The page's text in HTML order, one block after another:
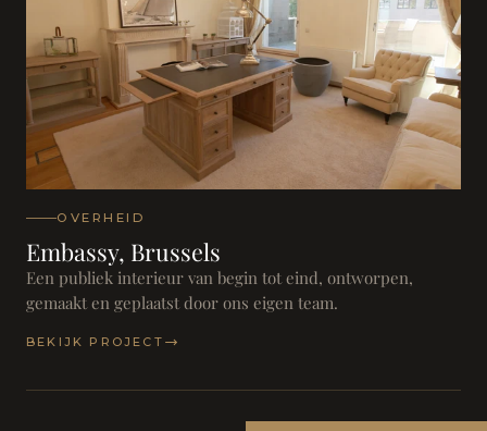
OVERHEID
Embassy, Brussels
Een publiek interieur van begin tot eind, ontworpen,
gemaakt en geplaatst door ons eigen team.
BEKIJK PROJECT